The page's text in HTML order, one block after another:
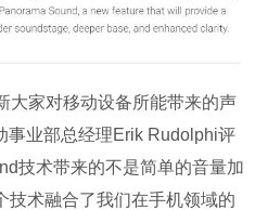
大家对移动设备所能带来的声
事业部总经理Erik Rudolphi评
技术带来的不是简单的音量加
技术融合了我们在手机领域的